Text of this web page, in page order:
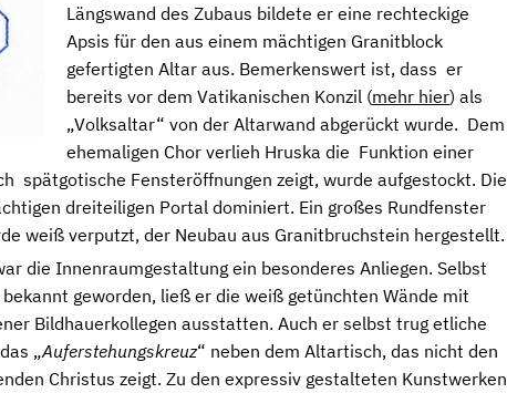
Längswand des Zubaus bildete er eine rechteckige
Apsis für den aus einem mächtigen Granitblock
gefertigten Altar aus. Bemerkenswert ist, dass er
bereits vor dem Vatikanischen Konzil (mehr hier) als
„Volksaltar“ von der Altarwand abgerückt wurde. Dem
ehemaligen Chor verlieh Hruska die Funktion einer
spätgotische Fensteröffnungen zeigt, wurde aufgestockt. Die
dreiteiligen Portal dominiert. Ein großes Rundfenster
weiß verputzt, der Neubau aus Granitbruchstein hergestellt.
die Innenraumgestaltung ein besonderes Anliegen. Selbst
geworden, ließ er die weiß getünchten Wände mit
Bildhauerkollegen ausstatten. Auch er selbst trug etliche
„Auferstehungskreuz“ neben dem Altartisch, das nicht den
Christus zeigt. Zu den expressiv gestalteten Kunstwerken